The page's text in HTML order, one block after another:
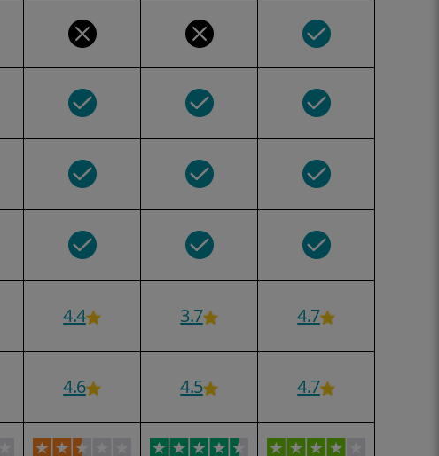
4.4 3.7 4.7
4.6 4.5 4.7